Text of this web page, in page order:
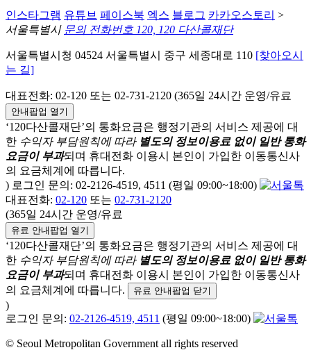
인스타그램 유튜브 페이스북 엑스 블로그 카카오스토리 >
서울특별시 문의 전화번호 120, 120 다산콜재단
서울특별시청 04524 서울특별시 중구 세종대로 110 [찾아오시
는 길]
대표전화: 02-120 또는 02-731-2120 (365일 24시간 운영/유료
안내팝업 열기
‘120다산콜재단’의 통화요금은 행정기관의 서비스 제공에 대
한 수익자 부담원칙에 따라 별도의 정보이용료 없이 일반 통화
요금이 부과되며 휴대전화 이용시 본인이 가입한 이동통신사
의 요금체계에 따릅니다.
) 로그인 문의: 02-2126-4519, 4511 (평일 09:00~18:00)
대표전화: 02-120 또는 02-731-2120
(365일 24시간 운영/유료
유료 안내팝업 열기
‘120다산콜재단’의 통화요금은 행정기관의 서비스 제공에 대
한 수익자 부담원칙에 따라 별도의 정보이용료 없이 일반 통화
요금이 부과되며 휴대전화 이용시 본인이 가입한 이동통신사
의 요금체계에 따릅니다.
유료 안내팝업 닫기
)
로그인 문의: 02-2126-4519, 4511 (평일 09:00~18:00)
© Seoul Metropolitan Government all rights reserved